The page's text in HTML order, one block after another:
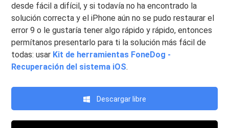
desde fácil a difícil, y si todavía no ha encontrado la
solución correcta y el iPhone aún no se pudo restaurar el
error 9 o le gustaría tener algo rápido y rápido, entonces
permítanos presentarlo para ti la solución más fácil de
todas: usar Kit de herramientas FoneDog -
Recuperación del sistema iOS.
Descargar libre